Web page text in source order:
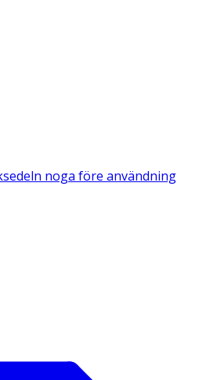
noga före användning